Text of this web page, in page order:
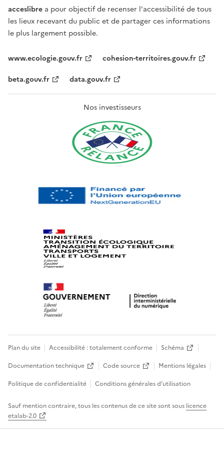
acceslibre a pour objectif de recenser l'accessibilité de tous
les lieux recevant du public et de partager ces informations
le plus largement possible.
www.ecologie.gouv.fr
cohesion-territoires.gouv.fr
beta.gouv.fr
data.gouv.fr
Nos investisseurs
Plan du site Accessibilité : totalement conforme
Schéma
Documentation technique
Code source
Mentions légales
Politique de confidentialité
Conditions générales d’utilisation
Sauf mention contraire, tous les contenus de ce site sont sous licence
etalab-2.0